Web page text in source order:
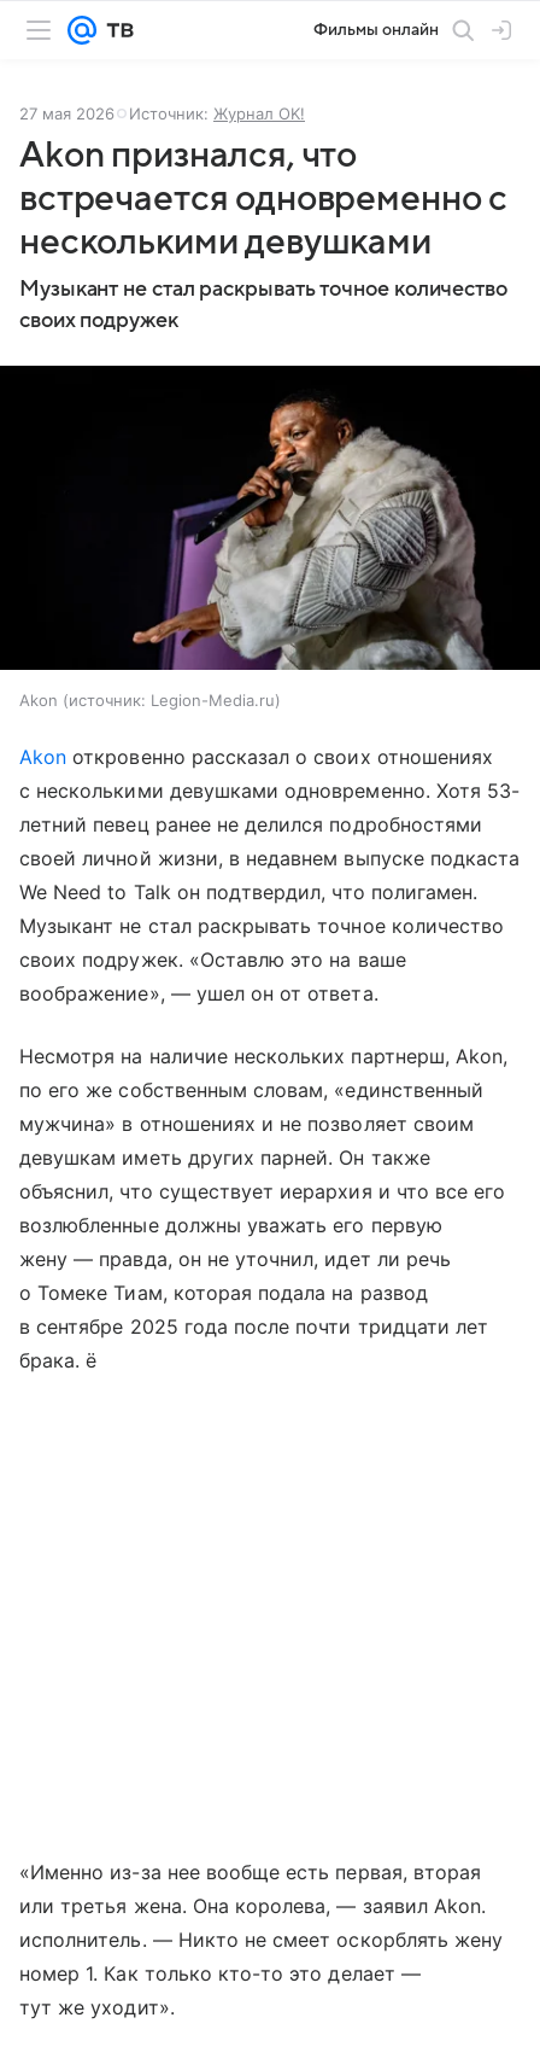
Фильмы онлайн
27 мая 2026 Источник: Журнал OK!
Akon признался, что
встречается одновременно с
несколькими девушками
Музыкант не стал раскрывать точное количество
своих подружек
Akon источник: Legion-Media.ru
Akon откровенно рассказал о своих отношениях
с несколькими девушками одновременно. Хотя 53-
летний певец ранее не делился подробностями
своей личной жизни, в недавнем выпуске подкаста
We Need to Talk он подтвердил, что полигамен.
Музыкант не стал раскрывать точное количество
своих подружек. «Оставлю это на ваше
воображение», — ушел он от ответа.
Несмотря на наличие нескольких партнерш, Akon,
по его же собственным словам, «единственный
мужчина» в отношениях и не позволяет своим
девушкам иметь других парней. Он также
объяснил, что существует иерархия и что все его
возлюбленные должны уважать его первую
жену — правда, он не уточнил, идет ли речь
о Томеке Тиам, которая подала на развод
в сентябре 2025 года после почти тридцати лет
брака. ё
«Именно из-за нее вообще есть первая, вторая
или третья жена. Она королева, — заявил Akon.
исполнитель. — Никто не смеет оскорблять жену
номер 1. Как только кто-то это делает —
тут же уходит».